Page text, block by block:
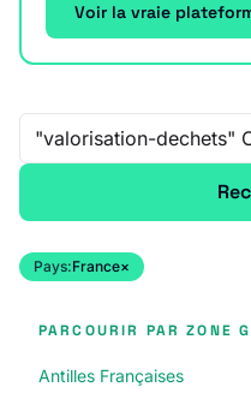
Voir la vraie
Recherche libre
Pays:France×
PARCOURIR PAR ZONE
Antilles Françaises